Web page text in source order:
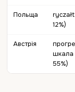
Польща
12%)
Австрія
шкала
55%)